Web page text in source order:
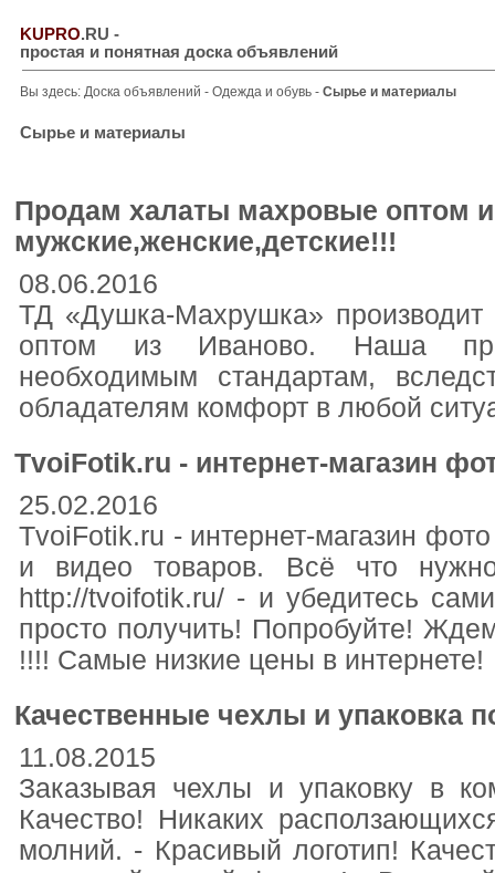
KUPRO.RU -
простая и понятная доска объявлений
Вы здесь: Доска объявлений - Одежда и обувь - Сырье и материалы
Сырье и материалы
Продам халаты махровые оптом и
мужские,женские,детские!!!
08.06.2016
ТД «Душка-Махрушка» производит
оптом из Иваново. Наша
необходимым стандартам,
обладателям комфорт в любой
TvoiFotik.ru - интернет-магазин
25.02.2016
TvoiFotik.ru - интернет-магазин
и видео товаров. Всё что
http://tvoifotik.ru/ - и убедитесь
просто получить! Попробуйте!
!!!! Самые низкие цены в интернете!
Качественные чехлы и упаковка
11.08.2015
Заказывая чехлы и упаковку в
Качество! Никаких
молний. - Красивый логотип!